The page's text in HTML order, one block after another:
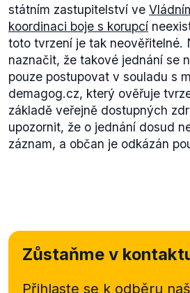
státním zastupitelství ve
koordinaci boje s korupcí
toto tvrzení je tak neověřitelné.
naznačit, že takové jednání se
pouze postupovat v souladu s
demagog.cz, který ověřuje
základě veřejně dostupných
upozornit, že o jednání dosud
záznam, a občan je odkázán
Zůstaňme v
Přihlaste se k odběru